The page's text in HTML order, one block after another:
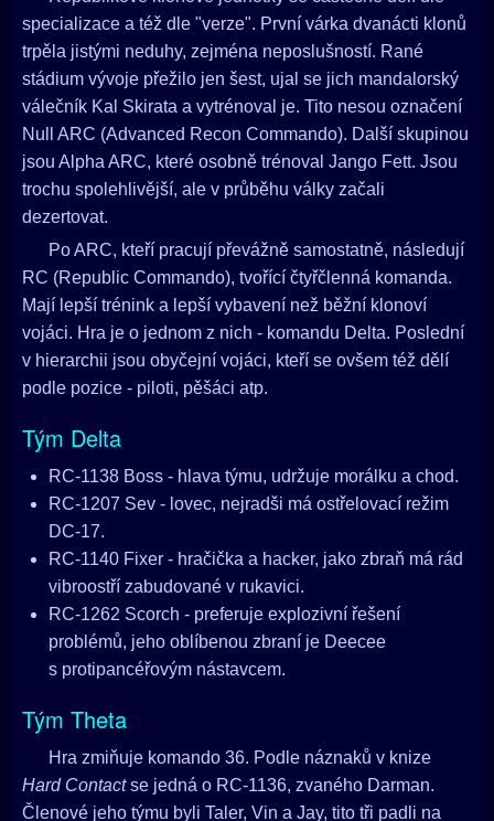
specializace a též dle "verze". První várka dvanácti klonů
trpěla jistými neduhy, zejména neposlušností. Rané
stádium vývoje přežilo jen šest, ujal se jich mandalorský
válečník Kal Skirata a vytrénoval je. Tito nesou označení
Null ARC (Advanced Recon Commando). Další skupinou
jsou Alpha ARC, které osobně trénoval Jango Fett. Jsou
trochu spolehlivější, ale v průběhu války začali
dezertovat.
Po ARC, kteří pracují převážně samostatně, následují
RC (Republic Commando), tvořící čtyřčlenná komanda.
Mají lepší trénink a lepší vybavení než běžní klonoví
vojáci. Hra je o jednom z nich - komandu Delta. Poslední
v hierarchii jsou obyčejní vojáci, kteří se ovšem též dělí
podle pozice - piloti, pěšáci atp.
Tým Delta
RC-1138 Boss - hlava týmu, udržuje morálku a chod.
RC-1207 Sev - lovec, nejradši má ostřelovací režim
DC-17.
RC-1140 Fixer - hračička a hacker, jako zbraň má rád
vibroostří zabudované v rukavici.
RC-1262 Scorch - preferuje explozivní řešení
problémů, jeho oblíbenou zbraní je Deecee
s protipancéřovým nástavcem.
Tým Theta
Hra zmiňuje komando 36. Podle náznaků v knize
Hard Contactse jedná o RC-1136, zvaného Darman.
Členové jeho týmu byli Taler, Vin a Jay, tito tři padli na